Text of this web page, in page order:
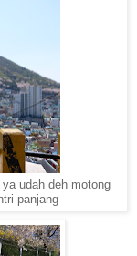
udah deh motong
panjang